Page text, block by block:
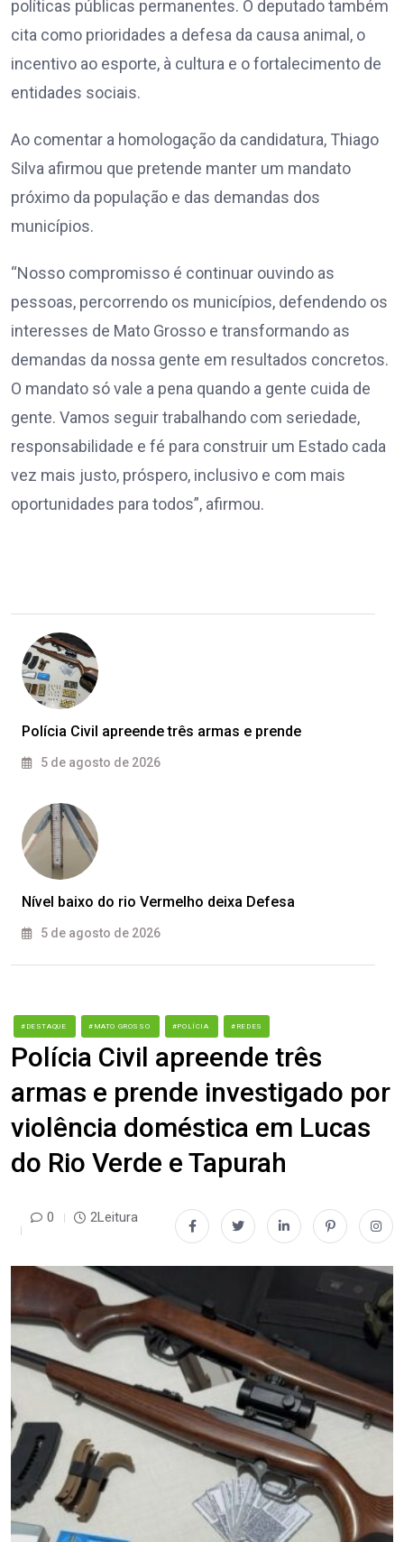
políticas públicas permanentes. O deputado também
cita como prioridades a defesa da causa animal, o
incentivo ao esporte, à cultura e o fortalecimento de
entidades sociais.
Ao comentar a homologação da candidatura, Thiago
Silva afirmou que pretende manter um mandato
próximo da população e das demandas dos
municípios.
“Nosso compromisso é continuar ouvindo as
pessoas, percorrendo os municípios, defendendo os
interesses de Mato Grosso e transformando as
demandas da nossa gente em resultados concretos.
O mandato só vale a pena quando a gente cuida de
gente. Vamos seguir trabalhando com seriedade,
responsabilidade e fé para construir um Estado cada
vez mais justo, próspero, inclusivo e com mais
oportunidades para todos”, afirmou.
Polícia Civil apreende três armas e prende
5 de agosto de 2026
Nível baixo do rio Vermelho deixa Defesa
5 de agosto de 2026
#DESTAQUE #MATO GROSSO #POLÍCIA #REDES
Polícia Civil apreende três
armas e prende investigado por
violência doméstica em Lucas
do Rio Verde e Tapurah
0 2Leitura